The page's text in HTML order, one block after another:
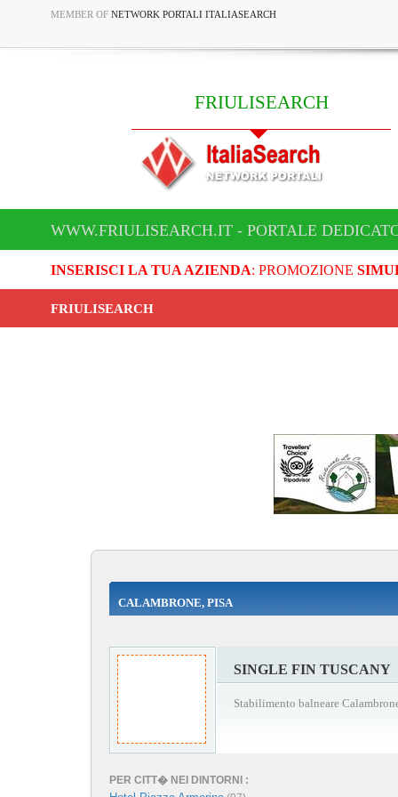
MEMBER OF NETWORK PORTALI ITALIASEARCH
FRIULISEARCH
WWW.FRIULISEARCH.IT - PORTALE
INSERISCI LA TUA AZIENDA: PROMOZIONE
FRIULISEARCH
CALAMBRONE, PISA
SINGLE FIN TUSCANY
Stabilimento balneare
PER CITT� NEI DINTORNI :